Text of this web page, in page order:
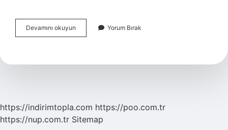
Devamını okuyun
Iletişimin
Nelerdir
Yorum Bırak
https://indirimtopla.com https://poo.com.tr
https://nup.com.tr Sitemap